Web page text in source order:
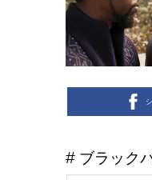
ブラック